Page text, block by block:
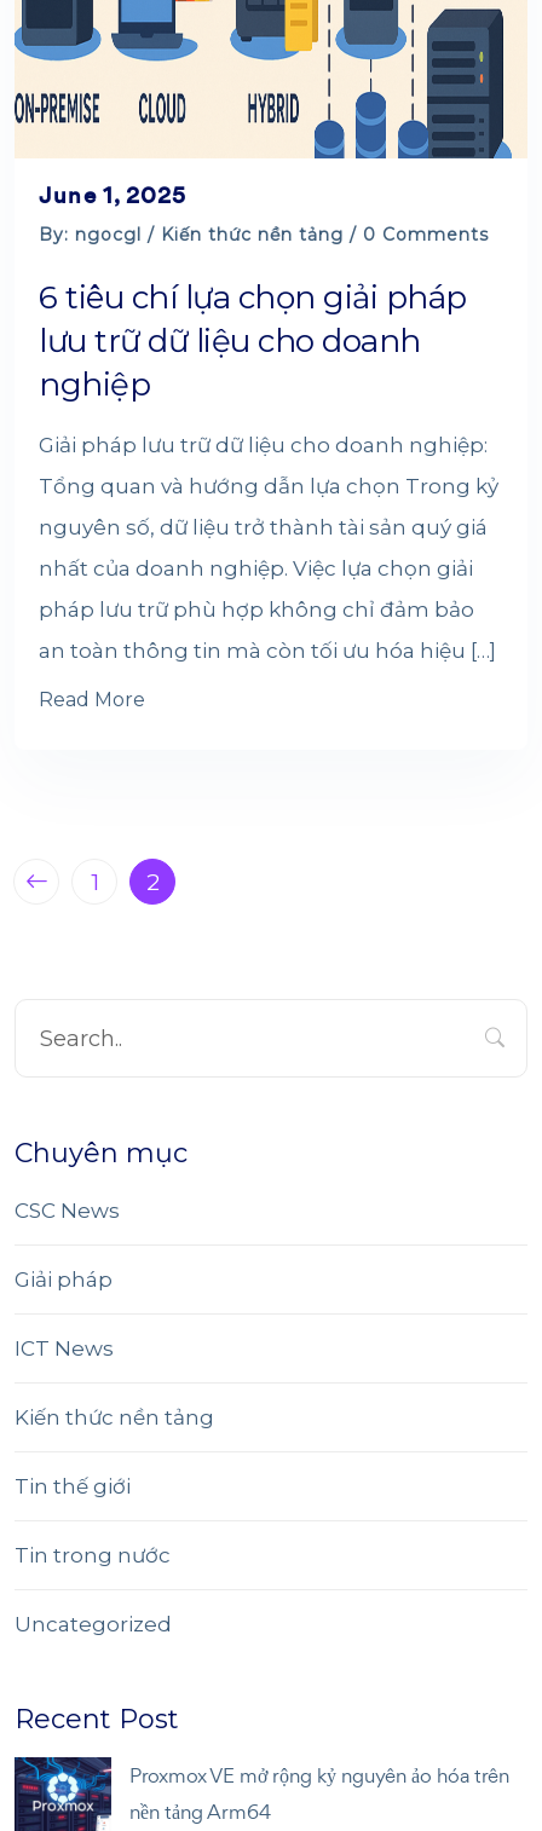
June 1, 2025
By: ngocgl / Kiến thức nền tảng / 0 Comments
6 tiêu chí lựa chọn giải pháp
lưu trữ dữ liệu cho doanh
nghiệp
Giải pháp lưu trữ dữ liệu cho doanh nghiệp:
Tổng quan và hướng dẫn lựa chọn Trong kỷ
nguyên số, dữ liệu trở thành tài sản quý giá
nhất của doanh nghiệp. Việc lựa chọn giải
pháp lưu trữ phù hợp không chỉ đảm bảo
an toàn thông tin mà còn tối ưu hóa hiệu […]
Read More
1 2
Chuyên mục
CSC News
Giải pháp
ICT News
Kiến thức nền tảng
Tin thế giới
Tin trong nước
Uncategorized
Recent Post
Proxmox VE mở rộng kỷ nguyên ảo hóa trên
nền tảng Arm64